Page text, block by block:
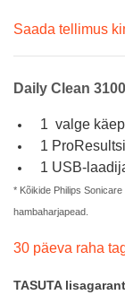
Saada tellimus
Daily Clean
1 valge
1
1 USB-
* Kõikide Philips
hambaharjapead.
30 päeva raha
TASUTA